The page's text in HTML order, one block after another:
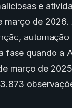
e
março de
automação
fase quando a
março de